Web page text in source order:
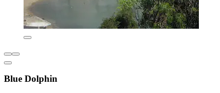
Blue Dolphin